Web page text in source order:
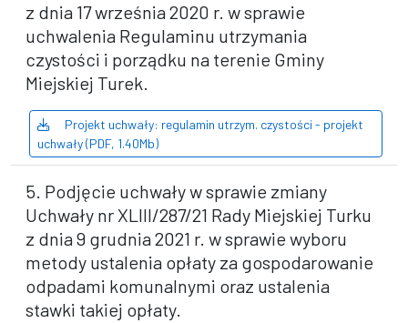
z dnia 17 września 2020 r. w sprawie
uchwalenia Regulaminu utrzymania
czystości i porządku na terenie Gminy
Miejskiej Turek.
Projekt uchwały: regulamin utrzym. czystości - projekt
uchwały (PDF, 1.40Mb)
5. Podjęcie uchwały w sprawie zmiany
Uchwały nr XLIII/287/21 Rady Miejskiej Turku
z dnia 9 grudnia 2021 r. w sprawie wyboru
metody ustalenia opłaty za gospodarowanie
odpadami komunalnymi oraz ustalenia
stawki takiej opłaty.